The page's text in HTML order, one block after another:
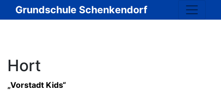
Grundschule Schenkendorf
Hort
„Vorstadt Kids“